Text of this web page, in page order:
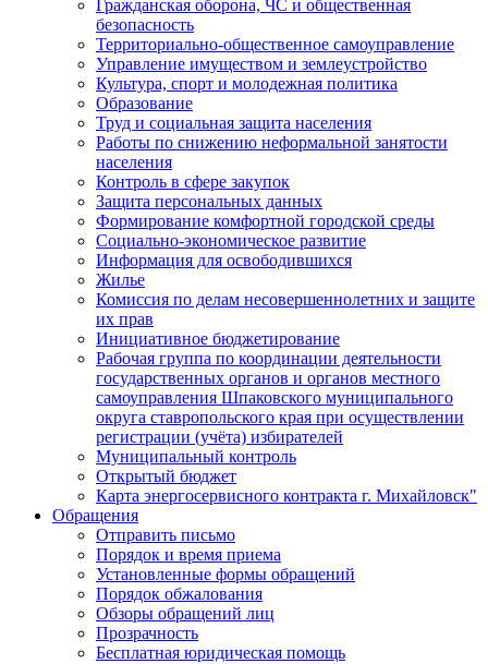
Гражданская оборона, ЧС и общественная
безопасность
Территориально-общественное самоуправление
Управление имуществом и землеустройство
Культура, спорт и молодежная политика
Образование
Труд и социальная защита населения
Работы по снижению неформальной занятости
населения
Контроль в сфере закупок
Защита персональных данных
Формирование комфортной городской среды
Социально-экономическое развитие
Информация для освободившихся
Жилье
Комиссия по делам несовершеннолетних и защите
их прав
Инициативное бюджетирование
Рабочая группа по координации деятельности
государственных органов и органов местного
самоуправления Шпаковского муниципального
округа ставропольского края при осуществлении
регистрации (учёта) избирателей
Муниципальный контроль
Открытый бюджет
Карта энергосервисного контракта г. Михайловск"
Обращения
Отправить письмо
Порядок и время приема
Установленные формы обращений
Порядок обжалования
Обзоры обращений лиц
Прозрачность
Бесплатная юридическая помощь